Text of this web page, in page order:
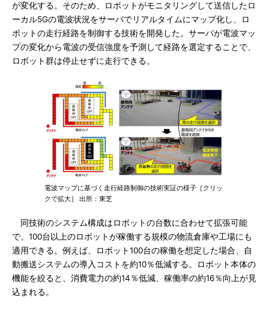
が変化する。そのため、ロボットがモニタリングして送信したロ
ーカル5Gの電波状況をサーバでリアルタイムにマップ化し、ロ
ボットの走行経路を制御する技術を開発した。サーバが電波マッ
プの変化から電波の受信強度を予測して経路を選定することで、
ロボット群は停止せずに走行できる。
電波マップに基づく走行経路制御の技術実証の様子［クリッ
クで拡大］ 出所：東芝
同技術のシステム構成はロボットの台数に合わせて拡張可能
で、100台以上のロボットが稼働する規模の物流倉庫や工場にも
適用できる。例えば、ロボット100台の稼働を想定した場合、自
動搬送システムの導入コストを約10％低減する。ロボット本体の
機能を絞ると、消費電力の約14％低減、稼働率の約16％向上が見
込まれる。